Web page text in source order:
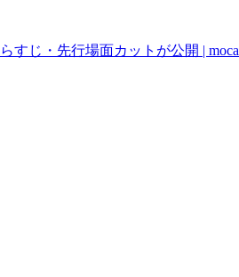
すじ・先行場面カットが公開 | moca